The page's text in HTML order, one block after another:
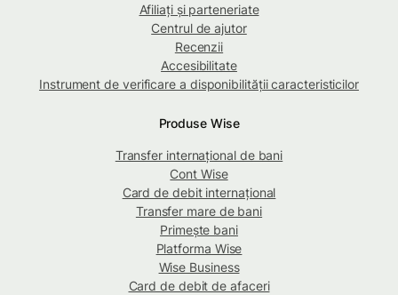
Afiliați și parteneriate
Centrul de ajutor
Recenzii
Accesibilitate
Instrument de verificare a disponibilității caracteristicilor
Produse Wise
Transfer internațional de bani
Cont Wise
Card de debit internațional
Transfer mare de bani
Primește bani
Platforma Wise
Wise Business
Card de debit de afaceri